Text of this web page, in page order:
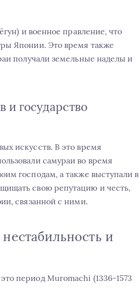
и военное правление, что
Японии. Это время также
получали земельные наделы и
и государство
искусств. В это время
самураи во время
господам, а также выступали в
свою репутацию и честь,
связанной с ними.
и
период Muromachi (1336-1573